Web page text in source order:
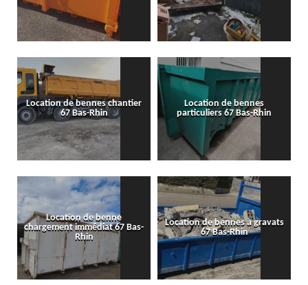
Location de bennes chantier
67 Bas-Rhin
Location de bennes
particuliers 67 Bas-Rhin
Location de benne
chargement immédiat 67 Bas-
Rhin
Location de bennes à gravats
67 Bas-Rhin